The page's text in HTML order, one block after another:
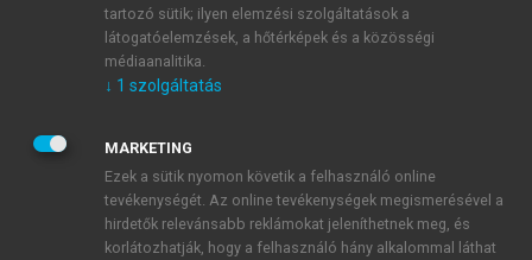
JELSZÓ
JELSZÓ ÚJRA
tartozó sütik; ilyen elemzési szolgáltatások a
látogatóelemzések, a hőtérképek és a közösségi
médiaanalitika.
↓ 1 szolgáltatás
MARKETING
Ezek a sütik nyomon követik a felhasználó online
tevékenységét. Az online tevékenységek megismerésével a
hirdetők relevánsabb reklámokat jeleníthetnek meg, és
korlátozhatják, hogy a felhasználó hány alkalommal láthat